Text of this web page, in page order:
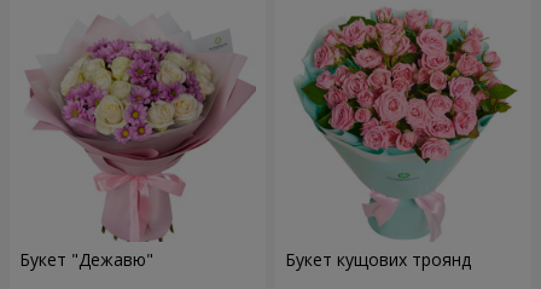
Букет "Дежавю" Букет кущових троянд